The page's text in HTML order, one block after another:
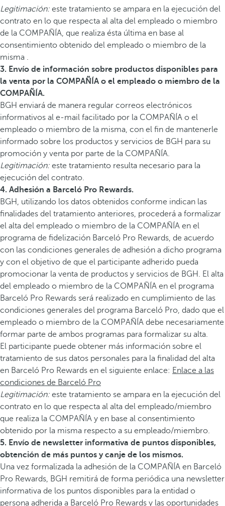
Legitimación: este tratamiento se ampara en la ejecución del
contrato en lo que respecta al alta del empleado o miembro
de la COMPAÑÍA, que realiza ésta última en base al
consentimiento obtenido del empleado o miembro de la
misma .
3. Envío de información sobre productos disponibles para
la venta por la COMPAÑÍA o el empleado o miembro de la
COMPAÑÍA.
BGH enviará de manera regular correos electrónicos
informativos al e-mail facilitado por la COMPAÑÍA o el
empleado o miembro de la misma, con el fin de mantenerle
informado sobre los productos y servicios de BGH para su
promoción y venta por parte de la COMPAÑÍA.
Legitimación: este tratamiento resulta necesario para la
ejecución del contrato.
4. Adhesión a Barceló Pro Rewards.
BGH, utilizando los datos obtenidos conforme indican las
finalidades del tratamiento anteriores, procederá a formalizar
el alta del empleado o miembro de la COMPAÑÍA en el
programa de fidelización Barceló Pro Rewards, de acuerdo
con las condiciones generales de adhesión a dicho programa
y con el objetivo de que el participante adherido pueda
promocionar la venta de productos y servicios de BGH. El alta
del empleado o miembro de la COMPAÑÍA en el programa
Barceló Pro Rewards será realizado en cumplimiento de las
condiciones generales del programa Barceló Pro, dado que el
empleado o miembro de la COMPAÑÍA debe necesariamente
formar parte de ambos programas para formalizar su alta.
El participante puede obtener más información sobre el
tratamiento de sus datos personales para la finalidad del alta
en Barceló Pro Rewards en el siguiente enlace: Enlace a las
condiciones de Barceló Pro
Legitimación: este tratamiento se ampara en la ejecución del
contrato en lo que respecta al alta del empleado/miembro
que realiza la COMPAÑÍA y en base al consentimiento
obtenido por la misma respecto a su empleado/miembro.
5. Envío de newsletter informativa de puntos disponibles,
obtención de más puntos y canje de los mismos.
Una vez formalizada la adhesión de la COMPAÑÍA en Barceló
Pro Rewards, BGH remitirá de forma periódica una newsletter
informativa de los puntos disponibles para la entidad o
persona adherida a Barceló Pro Rewards y las oportunidades